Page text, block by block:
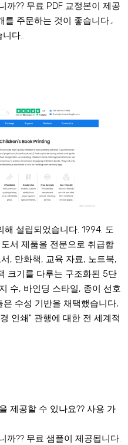
까?? 무료 PDF 교정본이 제공
를 주문하는 것이 좋습니다.,
다..
설립되었습니다. 1994. 도
서 제품을 전문으로 취급합
, 만화책, 교육 자료, 노트북,
크기를 다루는 구조화된 5단
수, 바인딩 스타일, 종이 선호
수성 기반을 채택했습니다,
인쇄" 관행에 대한 전 세계적
제공할 수 있나요?? 사용 가
까?? 무료 샘플이 제공됩니다.